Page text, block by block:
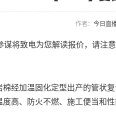
作者： 今日直
致电为您解读报价，请注意
加温固化定型出产的管状复
高、防火不燃、施工便当和